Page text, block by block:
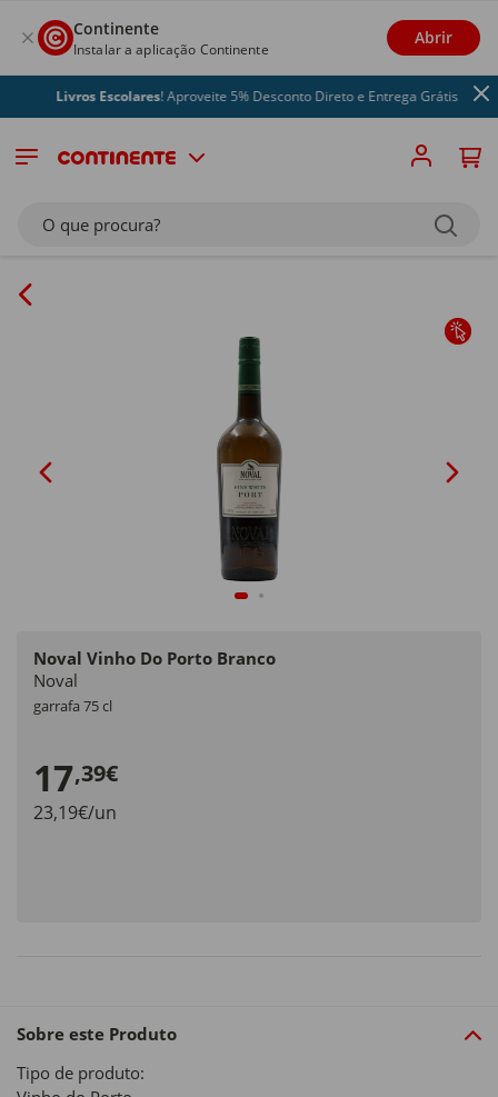
Continente
Instalar a aplicação Continente
Abrir
Livros Escolares! Aproveite 5% Desconto Direto e Entrega Grátis
O que procura?
Noval Vinho Do Porto Branco
Noval
garrafa 75 cl
17,39€
23,19€/un
Sobre este Produto
Tipo de produto: